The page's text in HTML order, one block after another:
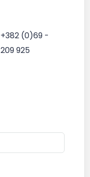
+382 (0)69 -
209 925